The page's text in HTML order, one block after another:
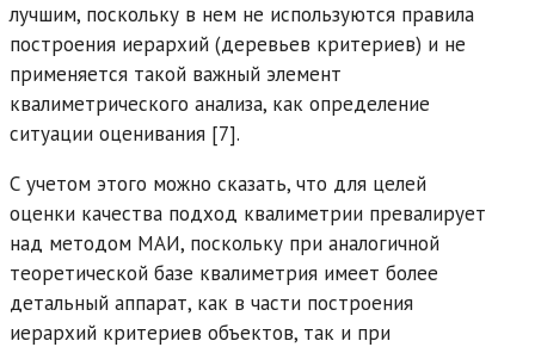
лучшим, поскольку в нем не используются правила
построения иерархий (деревьев критериев) и не
применяется такой важный элемент
квалиметрического анализа, как определение
ситуации оценивания [7].
С учетом этого можно сказать, что для целей
оценки качества подход квалиметрии превалирует
над методом МАИ, поскольку при аналогичной
теоретической базе квалиметрия имеет более
детальный аппарат, как в части построения
иерархий критериев объектов, так и при